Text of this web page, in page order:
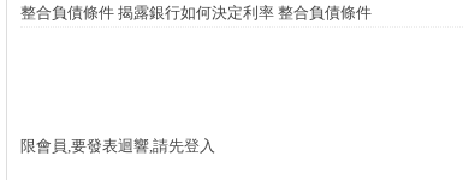
整合負債條件 揭露銀行如何決定利率 整合負債條件
限會員,要發表迴響,請先登入